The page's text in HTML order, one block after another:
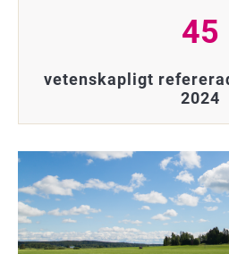
45
vetenskapligt
2024